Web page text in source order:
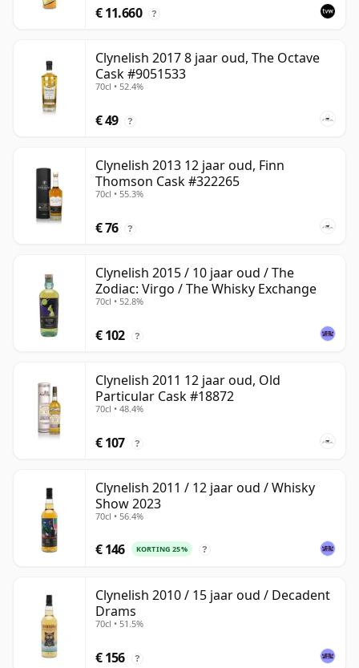
€ 11.660 ?
Clynelish 2017 8 jaar oud, The Octave
Cask #9051533
70cl • 52.4%
€ 49 ?
Clynelish 2013 12 jaar oud, Finn
Thomson Cask #322265
70cl • 55.3%
€ 76 ?
Clynelish 2015 / 10 jaar oud / The
Zodiac: Virgo / The Whisky Exchange
70cl • 52.8%
€ 102 ?
Clynelish 2011 12 jaar oud, Old
Particular Cask #18872
70cl • 48.4%
€ 107 ?
Clynelish 2011 / 12 jaar oud / Whisky
Show 2023
70cl • 56.4%
€ 146 KORTING 25% ?
Clynelish 2010 / 15 jaar oud / Decadent
Drams
70cl • 51.5%
€ 156 ?